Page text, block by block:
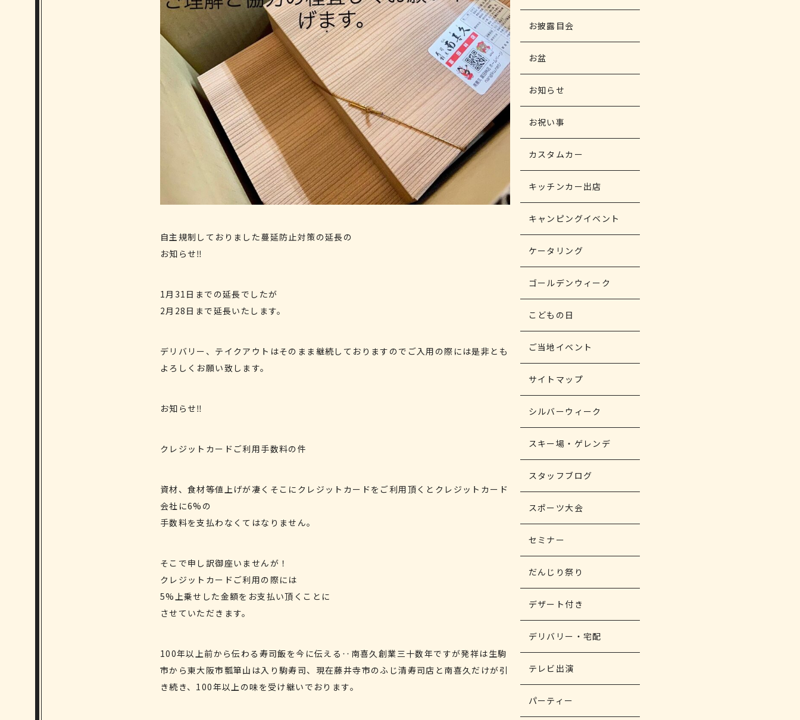
自主規制しておりました蔓延防止対策の延長の
お知らせ‼️
1月31日までの延長でしたが
2月28日まで延長いたします。
デリバリー、テイクアウトはそのまま継続しておりますのでご入用の際には是非とも
よろしくお願い致します。
お知らせ‼️
クレジットカードご利用手数料の件
資材、食材等値上げが凄くそこにクレジットカードをご利用頂くとクレジットカード
会社に6%の
手数料を支払わなくてはなりません。
そこで申し訳御座いませんが！
クレジットカードご利用の際には
5%上乗せした金額をお支払い頂くことに
させていただきます。
100年以上前から伝わる寿司飯を今に伝える‥南喜久創業三十数年ですが発祥は生駒
市から東大阪市瓢箪山は入り駒寿司、現在藤井寺市のふじ清寿司店と南喜久だけが引
き続き、100年以上の味を受け継いでおります。
お披露目会
お盆
お知らせ
お祝い事
カスタムカー
キッチンカー出店
キャンピングイベント
ケータリング
ゴールデンウィーク
こどもの日
ご当地イベント
サイトマップ
シルバーウィーク
スキー場・ゲレンデ
スタッフブログ
スポーツ大会
セミナー
だんじり祭り
デザート付き
デリバリー・宅配
テレビ出演
パーティー